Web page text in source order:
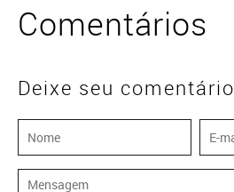
Comentários
Deixe seu comentário